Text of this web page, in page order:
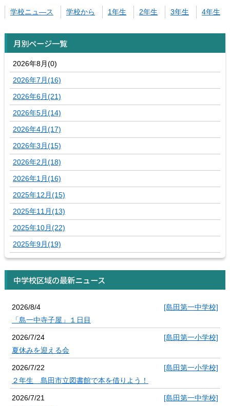
学校ニュ―ス 学校から 1年生 2年生 3年生 4年生
月別ページ一覧
2026年8月(0)
2026年7月(16)
2026年6月(21)
2026年5月(14)
2026年4月(17)
2026年3月(15)
2026年2月(18)
2026年1月(16)
2025年12月(15)
2025年11月(13)
2025年10月(22)
2025年9月(19)
中学校区域の最新ニュース
2026/8/4
[島田第一中学校]
「島一中寺子屋」１日目
2026/7/24
[島田第一小学校]
夏休みを迎える会
2026/7/22
[島田第一小学校]
２年生 島田市立図書館で本を借りよう！
2026/7/21
[島田第一中学校]